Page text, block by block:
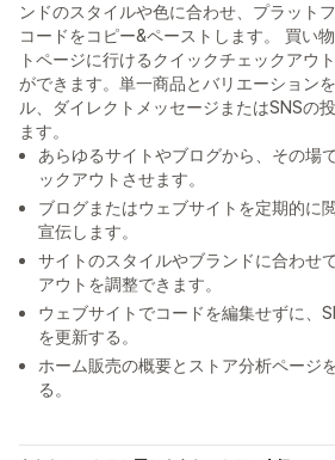
ンドのスタイルや色に合わせ、プラット
コードをコピー&ペーストします。 買い
トページに行けるクイックチェックアウ
ができます。単一商品とバリエーション
ル、ダイレクトメッセージまたはSNSの
ます。
あらゆるサイトやブログから、その場
ックアウトさせます。
ブログまたはウェブサイトを定期的に
宣伝します。
サイトのスタイルやブランドに合わせ
アウトを調整できます。
ウェブサイトでコードを編集せずに、
を更新する。
ホーム販売の概要とストア分析ページ
る。